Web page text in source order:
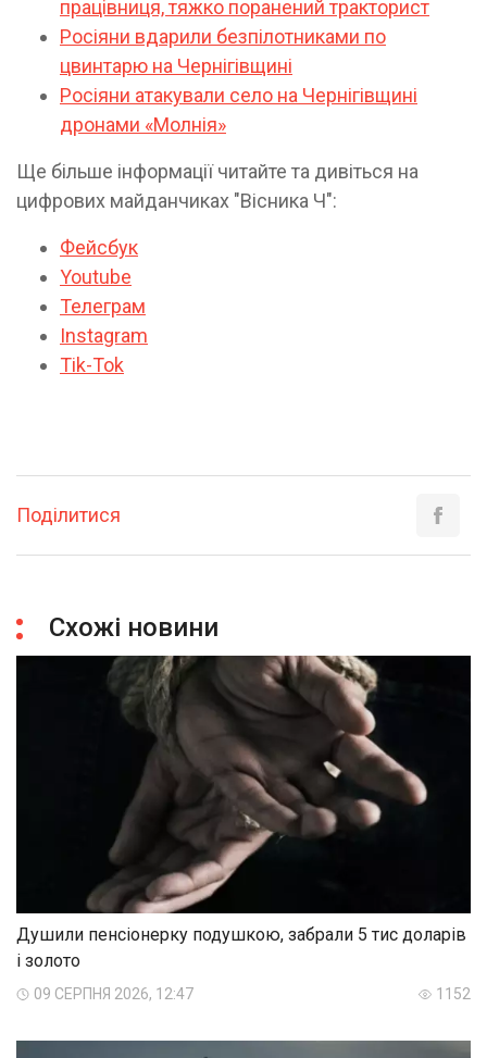
працівниця, тяжко поранений тракторист
Росіяни вдарили безпілотниками по
цвинтарю на Чернігівщині
Росіяни атакували село на Чернігівщині
дронами «Молнія»
Ще більше інформації читайте та дивіться на
цифрових майданчиках "Вісника Ч":
Фейсбук
Youtube
Телеграм
Instagram
Tik-Tok
Поділитися
Схожі новини
Душили пенсіонерку подушкою, забрали 5 тис доларів
і золото
09 СЕРПНЯ 2026, 12:47 1152